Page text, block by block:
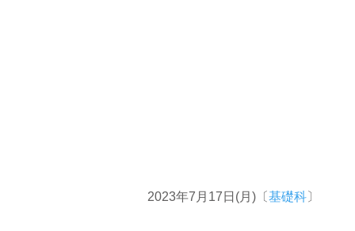
2023年7月17日(月)〔基礎科〕